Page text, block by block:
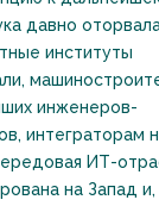
давно
институты
инженеров-
интеграторам
ИТ-
на Запад